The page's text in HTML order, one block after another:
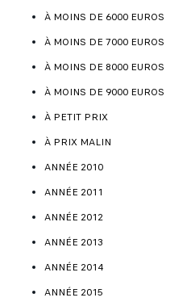
À MOINS DE 6000 EUROS
À MOINS DE 7000 EUROS
À MOINS DE 8000 EUROS
À MOINS DE 9000 EUROS
À PETIT PRIX
À PRIX MALIN
ANNÉE 2010
ANNÉE 2011
ANNÉE 2012
ANNÉE 2013
ANNÉE 2014
ANNÉE 2015